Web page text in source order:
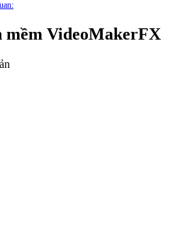
mềm VideoMakerFX